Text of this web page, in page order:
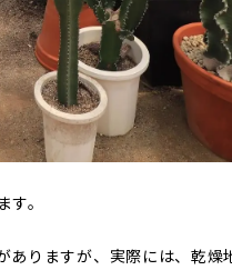
。
りますが、実際には、乾